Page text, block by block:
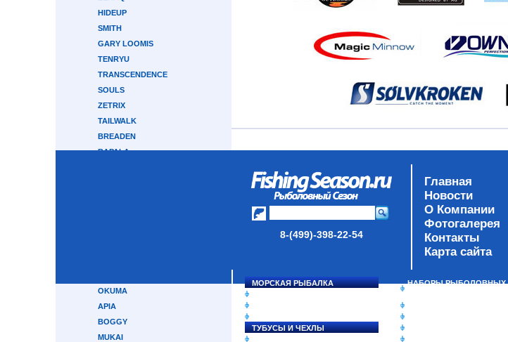
HIDEUP
SMITH
GARY LOOMIS
TENRYU
TRANSCENDENCE
SOULS
ZETRIX
TAILWALK
BREADEN
RAPALA
OKUMA
APIA
BOGGY
MUKAI
8-(499)-398-22-54
Главная
Новости
О Компании
Фотогалерея
Контакты
Карта сайта
МОРСКАЯ РЫБАЛКА
ТУБУСЫ И ЧЕХЛЫ
НАБОРЫ РЫБОЛОВНЫХ